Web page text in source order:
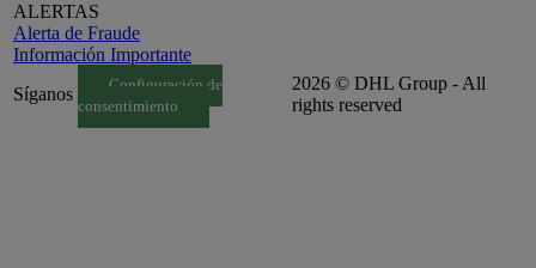
ALERTAS
Alerta de Fraude
Información Importante
Síganos
Configuración de
consentimiento
2026 © DHL Group - All
rights reserved